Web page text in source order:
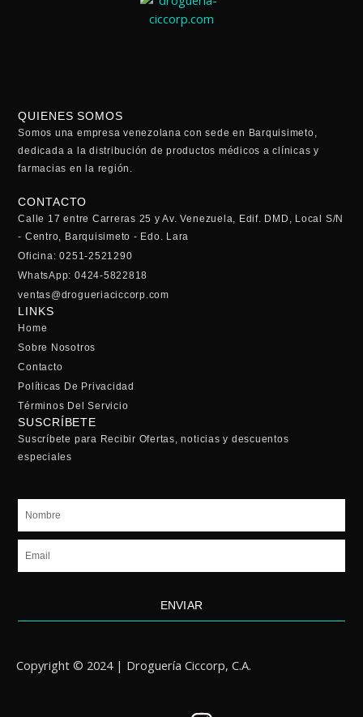
QUIENES SOMOS
Somos una empresa venezolana con sede en Barquisimeto,
dedicada a la distribución de productos médicos a clínicas y
farmacias en la región.
CONTACTO
Calle 17 entre Carreras 25 y Av. Venezuela, Edif. DMD, Local S/N
- Centro, Barquisimeto - Edo. Lara
Oficina: 0251-2521290
WhatsApp: 0424-5822818
ventas@drogueriaciccorp.com
LINKS
Home
Sobre Nosotros
Contacto
Políticas De Privacidad
Términos Del Servicio
SUSCRÍBETE
Suscríbete para Recibir Ofertas, noticias y descuentos
especiales
Nombre
Email
ENVIAR
Copyright © 2024 | Droguería Ciccorp, C.A.